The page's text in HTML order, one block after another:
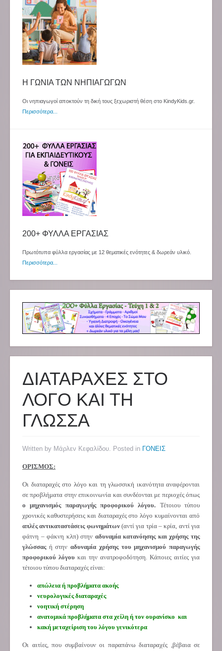
Η ΓΩΝΙΑ ΤΩΝ ΝΗΠΙΑΓΩΓΩΝ
Οι νηπιαγωγοί αποκτούν τη δική τους ξεχωριστή θέση στο KindyKids.gr.
Περισσότερα...
200+ ΦΥΛΛΑ ΕΡΓΑΣΙΑΣ
Πρωτότυπα φύλλα εργασίας με 12 θεματικές ενότητες & δωρεάν υλικό.
Περισσότερα...
ΔΙΑΤΑΡΑΧΕΣ ΣΤΟ
ΛΟΓΟ ΚΑΙ ΤΗ
ΓΛΩΣΣΑ
Written by Μάρλεν Κεφαλίδου. Posted in ΓΟΝΕΙΣ
ΟΡΙΣΜΟΣ:
Οι διαταραχές στο λόγο και τη γλωσσική ικανότητα αναφέρονται
σε προβλήματα στην επικοινωνία και συνδέονται με περιοχές όπως
ο μηχανισμός παραγωγής προφορικού λόγου. Τέτοιου τύπου
χρονικές καθυστερήσεις και διαταραχές στο λόγο κυμαίνονται από
απλές αντικαταστάσεις φωνημάτων(αντί για τρία – κρία, αντί για
φάτνη – φάκνη κλπ) στην αδυναμία κατανόησης και χρήσης της
γλώσσαςή στηναδυναμία χρήσης του μηχανισμού παραγωγής
προφορικού λόγου και την ανατροφοδότηση. Κάποιες αιτίες για
τέτοιου τύπου διαταραχές είναι:
απώλεια ή προβλήματα ακοής
νευρολογικές διαταραχές
νοητική στέρηση
ανατομικά προβλήματα στα χείλη ή τον ουρανίσκο και
κακή μεταχείριση του λόγου γενικότερα
Οι αιτίες, που συμβαίνουν οι παραπάνω διαταραχές ,βέβαια σε